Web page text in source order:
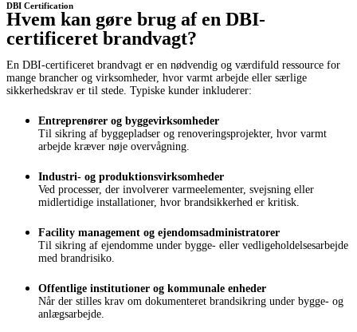
DBI Certification
Hvem kan gøre brug af en DBI-
certificeret brandvagt?
En DBI-certificeret brandvagt er en nødvendig og værdifuld ressource for
mange brancher og virksomheder, hvor varmt arbejde eller særlige
sikkerhedskrav er til stede. Typiske kunder inkluderer:
Entreprenører og byggevirksomheder
Til sikring af byggepladser og renoveringsprojekter, hvor varmt
arbejde kræver nøje overvågning.
Industri- og produktionsvirksomheder
Ved processer, der involverer varmeelementer, svejsning eller
midlertidige installationer, hvor brandsikkerhed er kritisk.
Facility management og ejendomsadministratorer
Til sikring af ejendomme under bygge- eller vedligeholdelsesarbejde
med brandrisiko.
Offentlige institutioner og kommunale enheder
Når der stilles krav om dokumenteret brandsikring under bygge- og
anlægsarbejde.